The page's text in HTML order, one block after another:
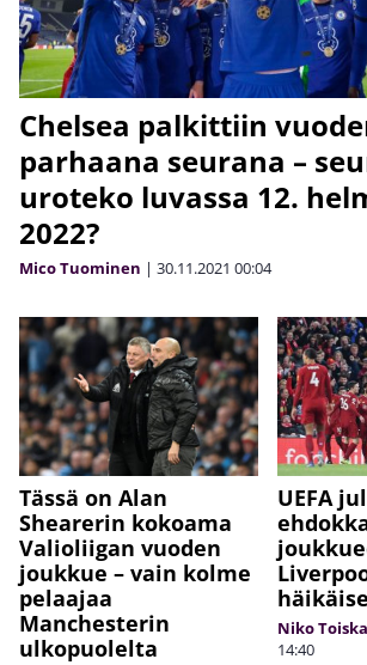
Chelsea palkittiin
parhaana seurana –
uroteko luvassa 12.
2022?
Mico Tuominen | 30.11.2021 00:04
Tässä on Alan
Shearerin kokoama
Valioliigan vuoden
joukkue – vain kolme
pelaajaa
Manchesterin
ulkopuolelta
UEFA
Niko
14:40